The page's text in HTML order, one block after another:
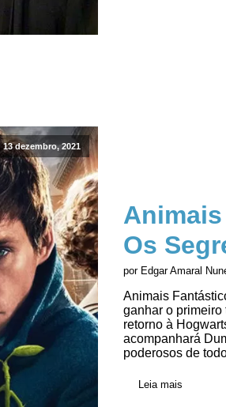
13 dezembro, 2021
Os
por Edgar Amaral
Animais
ganhar o primeiro
retorno à
acompanhará
poderosos de
Leia mais